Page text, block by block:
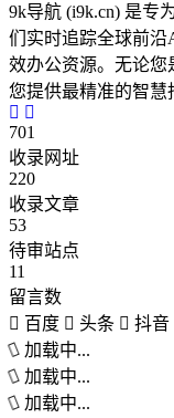
9k导航 (i9k.cn) 是专
们实时追踪全球前
效办公资源。无论您
您提供最精准的智慧
701
收录网址
220
收录文章
53
待审站点
11
留言数
百度
头条
抖音
加载中...
加载中...
加载中...